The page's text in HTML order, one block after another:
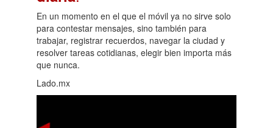
En un momento en el que el móvil ya no sirve solo
para contestar mensajes, sino también para
trabajar, registrar recuerdos, navegar la ciudad y
resolver tareas cotidianas, elegir bien importa más
que nunca.
Lado.mx